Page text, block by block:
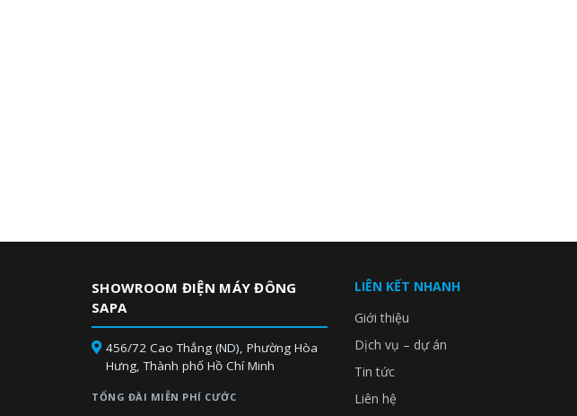
SHOWROOM ĐIỆN MÁY ĐÔNG
SAPA
456/72 Cao Thắng (ND), Phường Hòa
Hưng, Thành phố Hồ Chí Minh
TỔNG ĐÀI MIỄN PHÍ CƯỚC
LIÊN KẾT NHANH
Giới thiệu
Dịch vụ – dự án
Tin tức
Liên hệ